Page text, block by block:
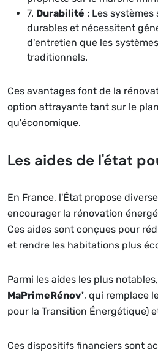
7. Durabilité : Les
durables et nécessitent
d'entretien que les
traditionnels.
Ces avantages font de la
option attrayante tant sur le
qu'économique.
Les aides de l'état
En France, l'État propose
encourager la rénovation
Ces aides sont conçues pour
et rendre les habitations plus
Parmi les aides les plus
MaPrimeRénov', qui remplace
pour la Transition Énergétique)
Ces dispositifs financiers sont